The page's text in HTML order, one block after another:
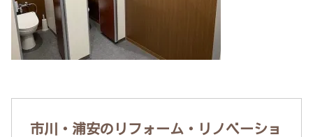
市川・浦安のリフォーム・リノベーショ